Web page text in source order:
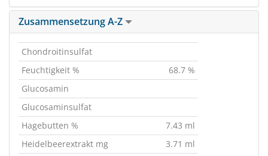
Zusammensetzung A-Z
Chondroitinsulfat
Feuchtigkeit %
68.7 %
Glucosamin
Glucosaminsulfat
Hagebutten %
7.43 ml
Heidelbeerextrakt mg
3.71 ml